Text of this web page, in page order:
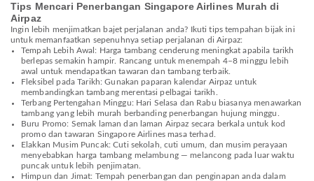
Tips Mencari Penerbangan Singapore Airlines Murah di
Airpaz
Ingin lebih menjimatkan bajet perjalanan anda? Ikuti tips tempahan bijak ini
untuk memanfaatkan sepenuhnya setiap perjalanan di Airpaz:
Tempah Lebih Awal: Harga tambang cenderung meningkat apabila tarikh
berlepas semakin hampir. Rancang untuk menempah 4–8 minggu lebih
awal untuk mendapatkan tawaran dan tambang terbaik.
Fleksibel pada Tarikh: Gunakan paparan kalendar Airpaz untuk
membandingkan tambang merentasi pelbagai tarikh.
Terbang Pertengahan Minggu: Hari Selasa dan Rabu biasanya menawarkan
tambang yang lebih murah berbanding penerbangan hujung minggu.
Buru Promo: Semak laman dan laman Airpaz secara berkala untuk kod
promo dan tawaran Singapore Airlines masa terhad.
Elakkan Musim Puncak: Cuti sekolah, cuti umum, dan musim perayaan
menyebabkan harga tambang melambung — melancong pada luar waktu
puncak untuk lebih penjimatan.
Himpun dan Jimat: Tempah penerbangan dan penginapan anda dalam